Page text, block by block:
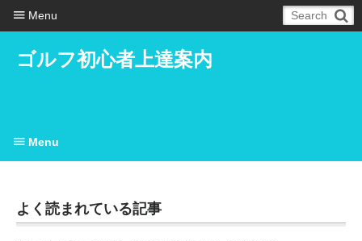
ゴルフ初心者上達案内
よく読まれている記事
Menu
Menu